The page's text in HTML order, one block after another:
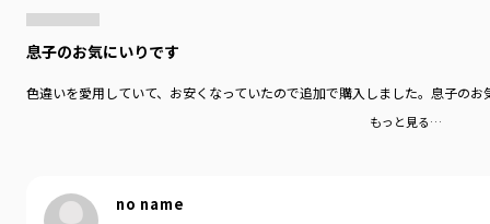
息子のお気にいりです
色違いを愛用していて、お安くなっていたので追加で購入しました。息子の
もっと見る…
no name